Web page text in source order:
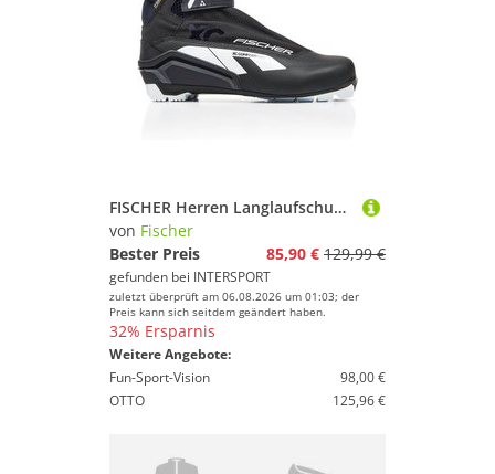
FISCHER Herren Langlaufschuhe XC COMFORT PRO
von Fischer
Bester Preis
85,90 € 129,99 €
gefunden bei INTERSPORT
zuletzt überprüft am 06.08.2026 um 01:03; der
Preis kann sich seitdem geändert haben.
32% Ersparnis
Weitere Angebote:
Fun-Sport-Vision
98,00 €
OTTO
125,96 €